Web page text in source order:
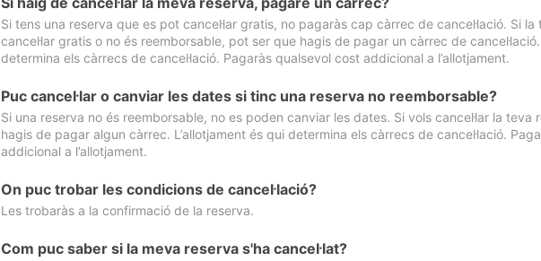
Si tens una reserva que es pot cancel·lar gratis, no pagaràs cap càrrec de cancel·lació. Si
cancel·lar gratis o no és reemborsable, pot ser que hagis de pagar un càrrec de cancel·lació.
determina els càrrecs de cancel·lació. Pagaràs qualsevol cost addicional a l’allotjament.
Puc cancel·lar o canviar les dates si tinc una reserva no reemborsable?
Si una reserva no és reemborsable, no es poden canviar les dates. Si vols cancel·lar la teva
hagis de pagar algun càrrec. L’allotjament és qui determina els càrrecs de cancel·lació.
addicional a l’allotjament.
On puc trobar les condicions de cancel·lació?
Les trobaràs a la confirmació de la reserva.
Com puc saber si la meva reserva s'ha cancel·lat?